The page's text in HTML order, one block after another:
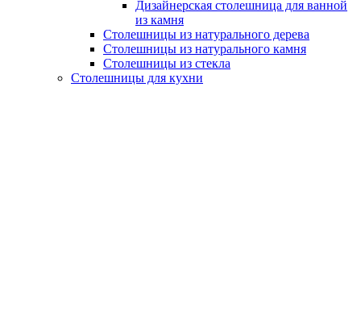
Дизайнерская столешница для ванной
из камня
Столешницы из натурального дерева
Столешницы из натурального камня
Столешницы из стекла
Столешницы для кухни